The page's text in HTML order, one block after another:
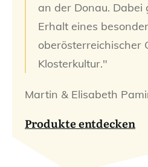
an der Donau. Dabei
Erhalt eines
oberösterreichischer
Klosterkultur."
Martin & Elisabeth
Produkte entdecken